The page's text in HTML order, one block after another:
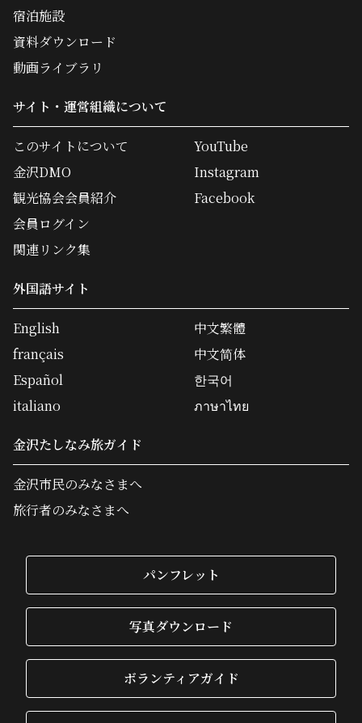
宿泊施設
資料ダウンロード
動画ライブラリ
サイト・運営組織について
このサイトについて
金沢DMO
観光協会会員紹介
会員ログイン
関連リンク集
YouTube
Instagram
Facebook
外国語サイト
English
français
Español
italiano
中文繁體
中文简体
한국어
ภาษาไทย
金沢たしなみ旅ガイド
金沢市民のみなさまへ
旅行者のみなさまへ
パンフレット
写真ダウンロード
ボランティアガイド